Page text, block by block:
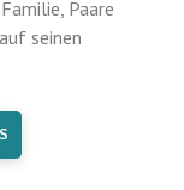
Paare
seinen